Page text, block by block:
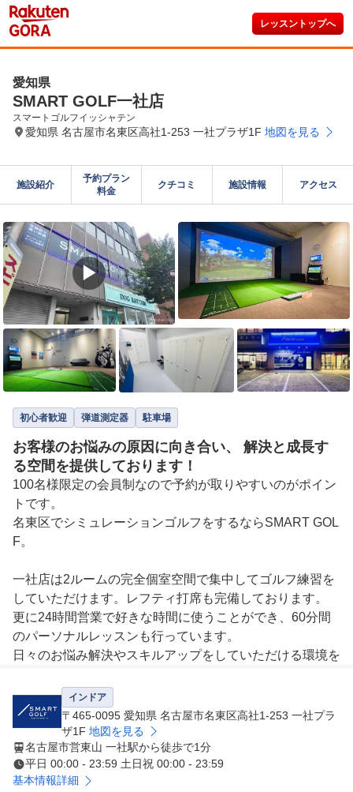
レッスントップへ
愛知県
SMART GOLF一社店
スマートゴルフイッシャテン
愛知県 名古屋市名東区高社1-253 一社プラザ1F 地図を見る
施設紹介
予約プラン
料金
クチコミ 施設情報 アクセス
▶
初心者歓迎 弾道測定器 駐車場
お客様のお悩みの原因に向き合い、 解決と成長す
る空間を提供しております！
100名様限定の会員制なので予約が取りやすいのがポイン
トです。
名東区でシミュレーションゴルフをするならSMART GOL
F。
一社店は2ルームの完全個室空間で集中してゴルフ練習を
していただけます。レフティ打席も完備しております。
更に24時間営業で好きな時間に使うことができ、60分間
のパーソナルレッスンも行っています。
日々のお悩み解決やスキルアップをしていただける環境を
インドア
〒465-0095 愛知県 名古屋市名東区高社1-253 一社プラ
ザ1F 地図を見る
名古屋市営東山 一社駅から徒歩で1分
平日 00:00 - 23:59 土日祝 00:00 - 23:59
基本情報詳細